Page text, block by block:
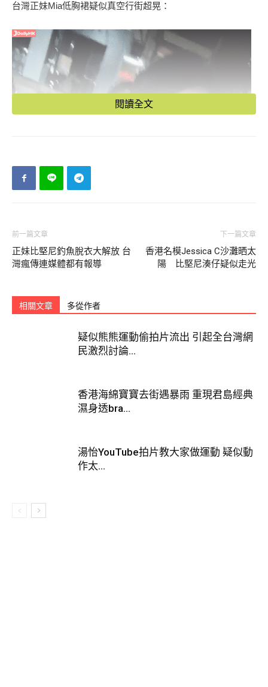
台灣正妹Mia低胸裙疑似真空行街超晃：
閱讀全文
前一篇文章
正妹比堅尼釣魚脫衣大解放 台
灣瘋傳連媒體都有報導
下一篇文章
香港名模Jessica C沙灘晒太
陽 比堅尼湊仔疑似走光
相關文章 多從作者
疑似熊熊運動偷拍片流出 引起全台灣網
民激烈討論...
香港海綿寶寶去街遇暴雨 重現君島經典
濕身透bra...
湯怡YouTube拍片教大家做運動 疑似動
作太...